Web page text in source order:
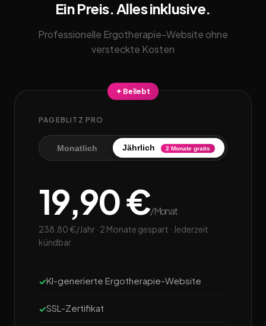
Ein Preis. Alles inklusive.
Professionelle Ergotherapie-Website ohne
versteckte Kosten
✦ Beliebt
PAGEBLITZ PRO
Monatlich Jährlich 2 Monate gratis
19,90 €/Monat
238,80 €/Jahr · 2 Monate gespart · Jederzeit
kündbar.
KI-generierte Ergotherapie-Website
SSL-Zertifikat